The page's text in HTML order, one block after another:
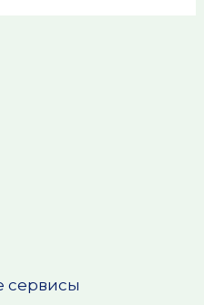
сервисы